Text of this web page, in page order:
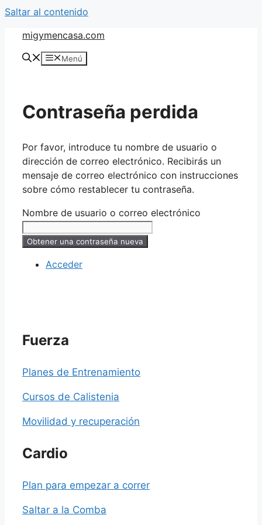
Saltar al contenido
migymencasa.com
Menú
Contraseña perdida
Por favor, introduce tu nombre de usuario o
dirección de correo electrónico. Recibirás un
mensaje de correo electrónico con instrucciones
sobre cómo restablecer tu contraseña.
Nombre de usuario o correo electrónico
Obtener una contraseña nueva
Acceder
Fuerza
Planes de Entrenamiento
Cursos de Calistenia
Movilidad y recuperación
Cardio
Plan para empezar a correr
Saltar a la Comba